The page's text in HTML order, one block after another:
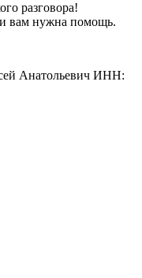
разговора!
вам нужна помощь.
Анатольевич ИНН: